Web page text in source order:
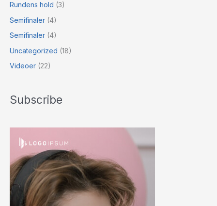
Rundens hold (3)
Semifinaler (4)
Semifinaler (4)
Uncategorized (18)
Videoer (22)
Subscribe